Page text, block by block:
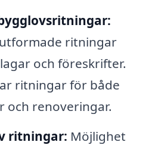
ritningar
och föreskrifter.
ritningar för både
och renoveringar.
ritningar: Möjlighet